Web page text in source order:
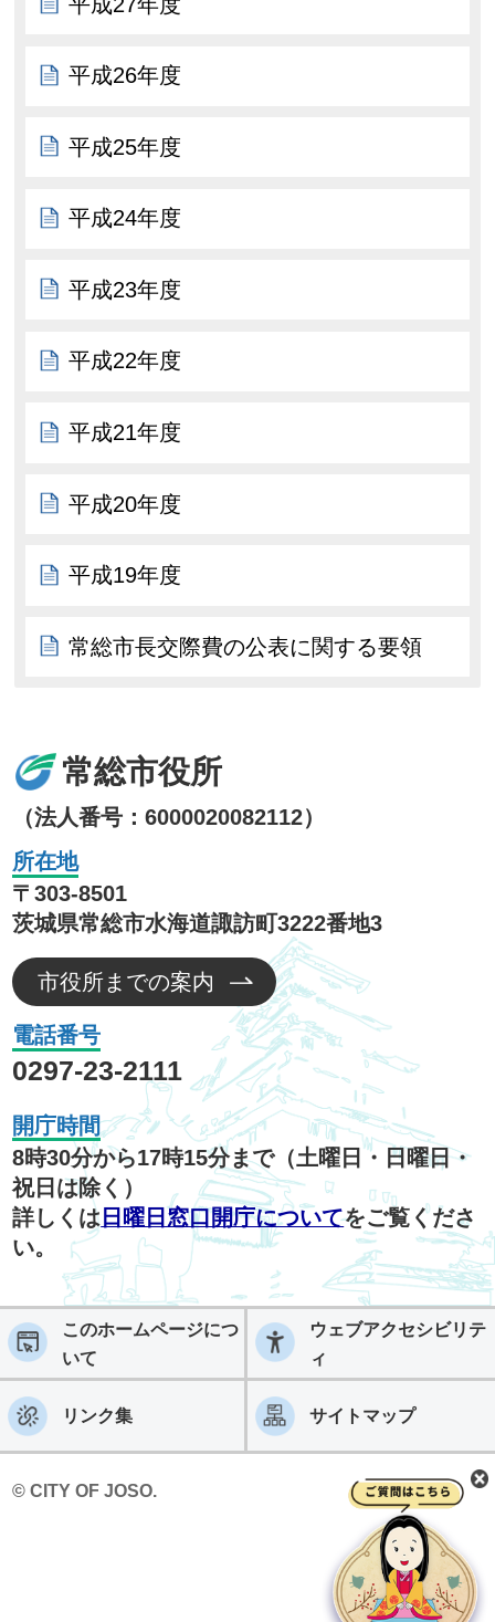
平成26年度
平成25年度
平成24年度
平成23年度
平成22年度
平成21年度
平成20年度
平成19年度
常総市長交際費の公表に関する要領
常総市役所
（法人番号：6000020082112）
所在地
〒303-8501
茨城県常総市水海道諏訪町3222番地3
市役所までの案内
電話番号
0297-23-2111
開庁時間
8時30分から17時15分まで（土曜日・日曜日・
祝日は除く）
詳しくは 日曜日窓口開庁についてをご覧くださ
い。
このホームページにつ
いて
ウェブアクセシビリテ
ィ
リンク集 サイトマップ
© CITY OF JOSO.